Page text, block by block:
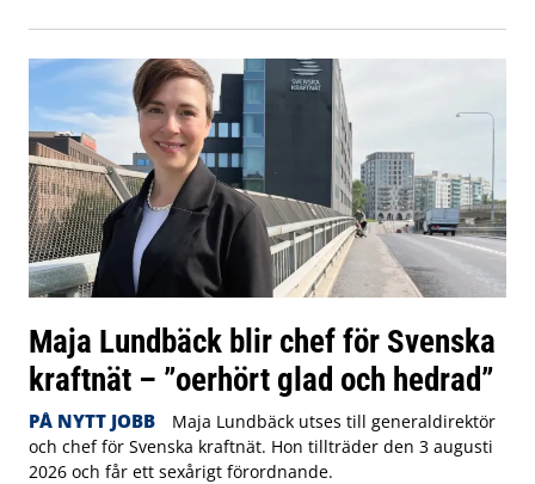
Maja Lundbäck blir chef för Svenska
kraftnät – ”oerhört glad och hedrad”
PÅ NYTT JOBB
Maja Lundbäck utses till generaldirektör
och chef för Svenska kraftnät. Hon tillträder den 3 augusti
2026 och får ett sexårigt förordnande.